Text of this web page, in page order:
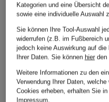
Kategorien und eine Übersicht
sowie eine individuelle Auswahl
Sie können Ihre Tool-Auswahl
widerrufen (z.B. im Fußbereich
jedoch keine Auswirkung auf die
Ihrer Daten. Sie können hierden
Weitere Informationen zu den
Verwendung Ihrer Daten,
Cookies erheben, erhalten Sie in
Impressum.